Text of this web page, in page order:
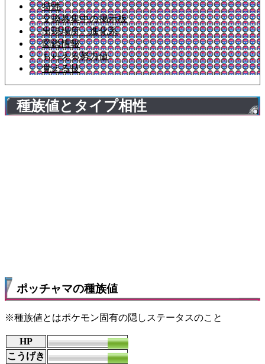
特性
交換募集中の掲示板
出現場所・進化系
図鑑情報
もらえる努力値
覚える技
種族値とタイプ相性
ポッチャマの種族値
※種族値とはポケモン固有の隠しステータスのこと
HP
53
こうげき
51